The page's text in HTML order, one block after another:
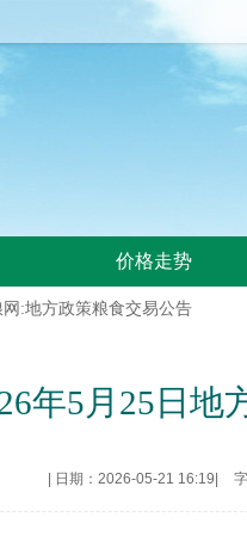
价格走势
:地方政策粮食交易公告
年5月25日地
日期：2026-05-21 16:19